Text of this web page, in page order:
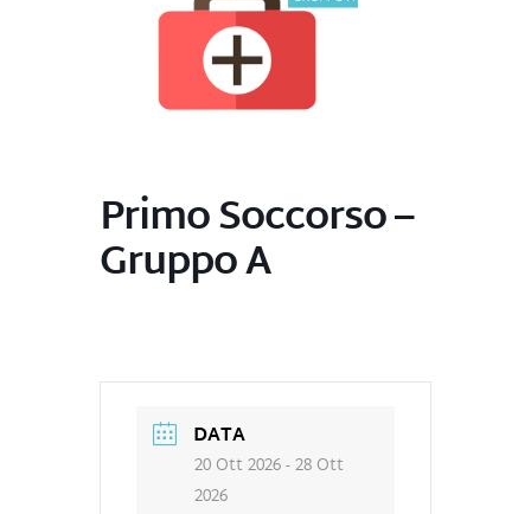
Primo Soccorso –
Gruppo A
DATA
20 Ott 2026- 28 Ott
2026